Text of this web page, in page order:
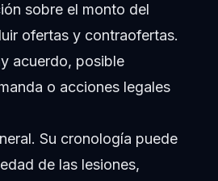
sobre el monto del
ofertas y contraofertas.
acuerdo, posible
o acciones legales
Su cronología puede
de las lesiones,